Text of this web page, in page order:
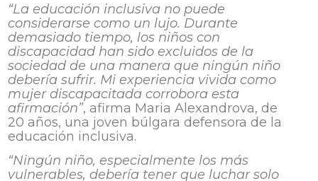
“La educación inclusiva no puede
considerarse como un lujo. Durante
demasiado tiempo, los niños con
discapacidad han sido excluidos de la
sociedad de una manera que ningún niño
debería sufrir. Mi experiencia vivida como
mujer discapacitada corrobora esta
afirmación”, afirma Maria Alexandrova, de
20 años, una joven búlgara defensora de la
educación inclusiva.
“Ningún niño, especialmente los más
vulnerables, debería tener que luchar solo